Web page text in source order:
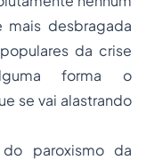
desbragada
da crise
forma o
se vai alastrando
paroxismo da